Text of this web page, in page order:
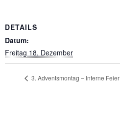
DETAILS
Datum:
Freitag 18. Dezember
3. Adventsmontag – Interne Feier